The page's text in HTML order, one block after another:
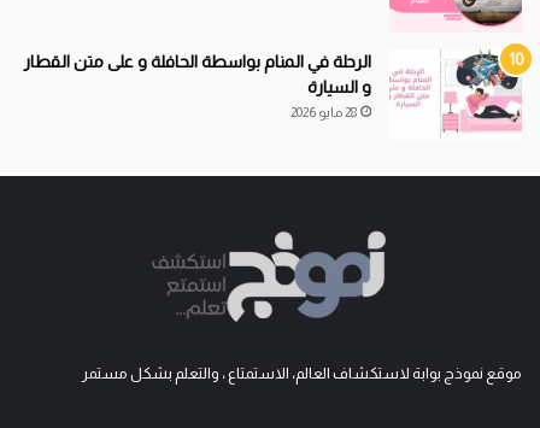
الرحلة في المنام بواسطة الحافلة و على متن القطار
و السيارة
28 مايو 2026
موقع نموذج بوابة لاستكشاف العالم، الاستمتاع ، والتعلم بشكل مستمر